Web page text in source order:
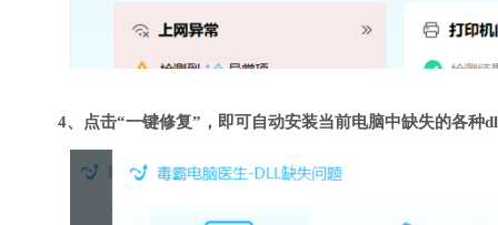
4、点击“一键修复”，即可自动安装当前电脑中缺失的各种